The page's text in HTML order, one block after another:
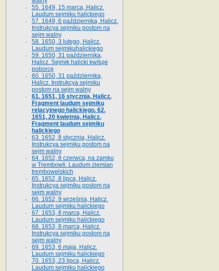
55. 1649, 15 marca, Halicz.
Laudum sejmiku halickiego
57. 1649, 6 października, Halicz.
Instrukcya sejmiku postom na
sejm walny
58. 1650, 3 lutego, Halicz.
Laudum sejmikuhalickiego
59. 1650, 31 października,
Halicz. Sejmik halicki kwituje
poborcę
60. 1650, 31 października,
Halicz. Instrukcya sejmiku
postom na sejm walny
61. 1651, 16 stycznia, Halicz.
Fragment laudum sejmiku
relacyjnego halickiego. 62.
1651, 20 kwietnia, Halicz.
Fragment laudum sejmiku
halickiego
63. 1652, 8 stycznia, Halicz.
Instrukcya sejmiku postom na
sejm walny
64. 1652, 8 czerwca, na zamku
w Trembowli. Laudum ziemian
trembowelskich
65. 1652, 8 lipca, Halicz.
Instrukcya sejmiku posłom na
sejm walny
66. 1652, 9 września, Halicz.
Laudum sejmiku halickiego
67. 1653, 8 marca, Halicz.
Laudum sejmiku halickiego
68. 1653, 8 marca, Halicz.
Instrukcya sejmiku posłom na
sejm walny
69. 1653, 6 maja, Halicz.
Laudum sejmiku halickiego
70. 1653, 23 lipca, Halicz.
Laudum sejmiku halickiego